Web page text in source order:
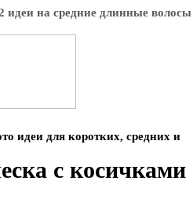
идеи для коротких, средних и
с косичками